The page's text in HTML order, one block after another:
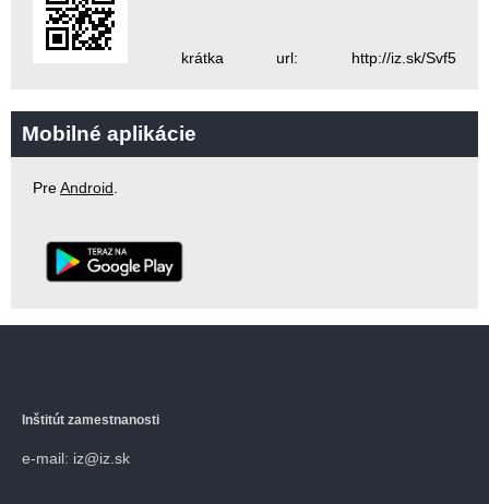
krátka url: http://iz.sk/Svf5
Mobilné aplikácie
PreAndroid.
Inštitút zamestnanosti
e-mail: iz@iz.sk